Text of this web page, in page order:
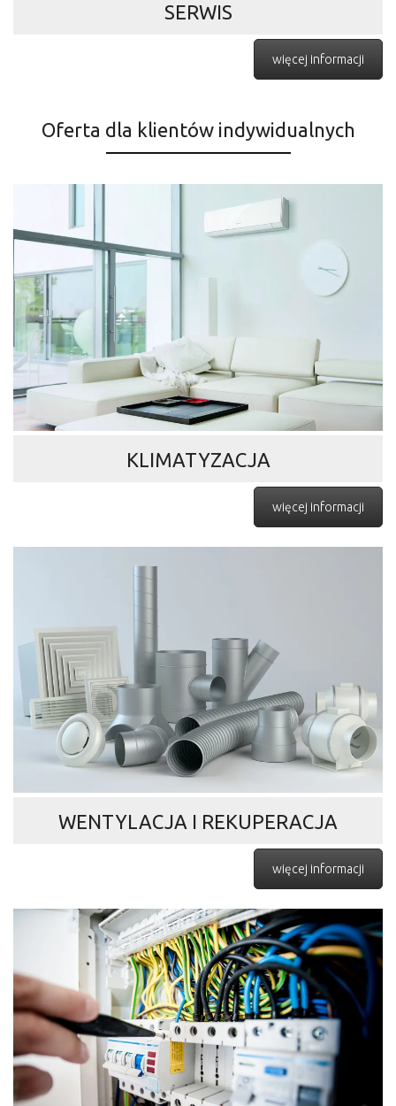
SERWIS
więcej informacji
Oferta dla klientów indywidualnych
KLIMATYZACJA
więcej informacji
WENTYLACJA I REKUPERACJA
więcej informacji